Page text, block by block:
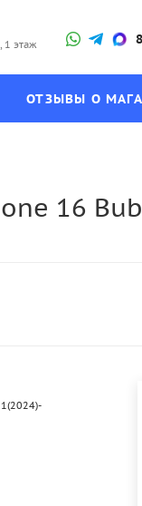
1 этаж
ОТЗЫВЫ О
16